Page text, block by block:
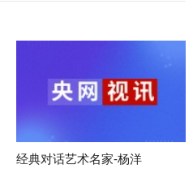
经典对话艺术名家-杨洋